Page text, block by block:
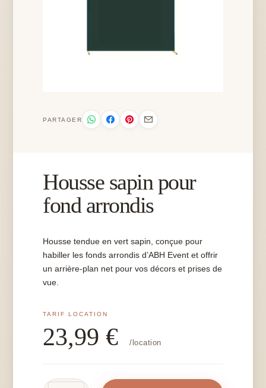
PARTAGER
Housse sapin pour
fond arrondis
Housse tendue en vert sapin, conçue pour
habiller les fonds arrondis d’ABH Event et offrir
un arrière-plan net pour vos décors et prises de
vue.
23,99€ /location